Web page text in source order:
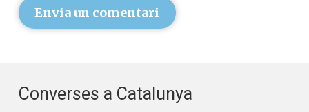
Envia un comentari
Converses a Catalunya